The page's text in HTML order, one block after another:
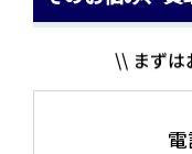
\\ まずは